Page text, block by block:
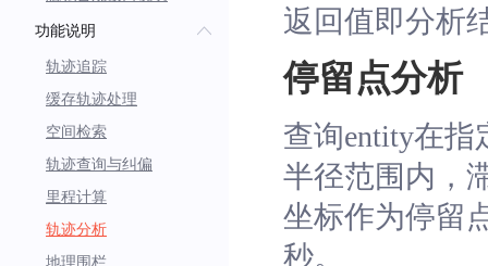
功能说明
轨迹追踪
缓存轨迹处理
空间检索
轨迹查询与纠偏
里程计算
轨迹分析
地理围栏
返回值即分析
停留点分析
查询entity在指
半径范围内，
坐标作为停留
秒。